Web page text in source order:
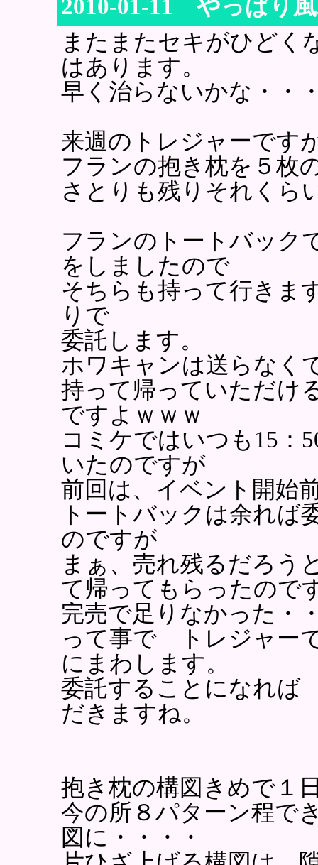
2010-01-11 やっぱり
またまたセキがひどく
はあります。
早く治らないかな・・
来週のトレジャーです
フランの抱き枕を５枚
さとりも残りそれくら
フランのトートバッ
をしましたので
そちらも持って行きま
りで
委託します。
ホワキャンは送らなく
持って帰っていただ
ですよｗｗｗ
コミケではいつも15：
いたのですが
前回は、イベント開始
トートバックは余れば
のですが
まぁ、売れ残るだろ
て帰ってもらったので
完売で足りなかった・
って事で トレジャー
にまわします。
委託することになれ
だきますね。
抱き枕の構図きめで１
今の所８パターン程で
図に・・・・